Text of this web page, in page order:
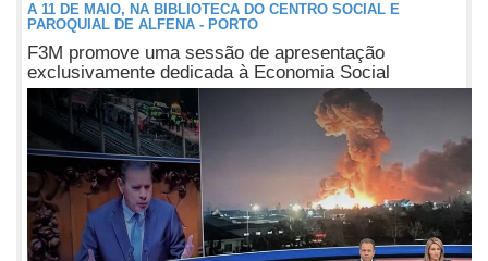
A 11 DE MAIO, NA BIBLIOTECA DO CENTRO SOCIAL E
PAROQUIAL DE ALFENA - PORTO
F3M promove uma sessão de apresentação
exclusivamente dedicada à Economia Social